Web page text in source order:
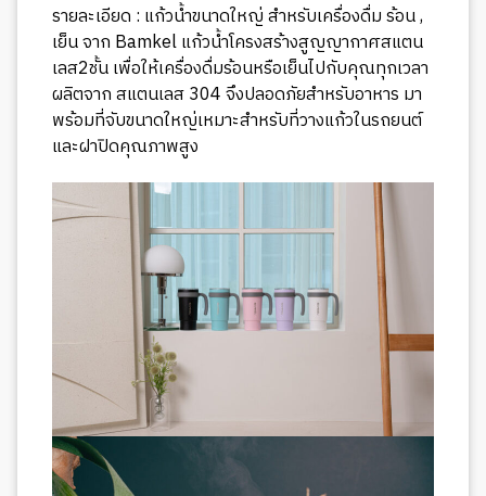
รายละเอียด : แก้วน้ำขนาดใหญ่ สำหรับเครื่องดื่ม ร้อน ,
เย็น จาก Bamkel แก้วน้ำโครงสร้างสูญญากาศสแตน
เลส2ชั้น เพื่อให้เครื่องดื่มร้อนหรือเย็นไปกับคุณทุกเวลา
ผลิตจาก สแตนเลส 304 จึงปลอดภัยสำหรับอาหาร มา
พร้อมที่จับขนาดใหญ่เหมาะสำหรับที่วางแก้วในรถยนต์
และฝาปิดคุณภาพสูง